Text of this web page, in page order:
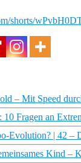
shorts/
– Mit Speed
10 Fragen an
Evolution? | 42 –
Kind –